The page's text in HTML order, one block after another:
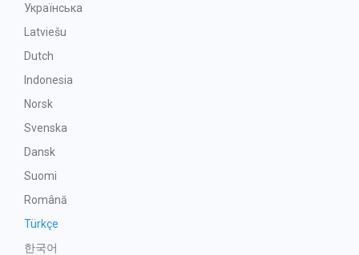
Українська
Latviešu
Dutch
Indonesia
Norsk
Svenska
Dansk
Suomi
Română
Türkçe
한국어